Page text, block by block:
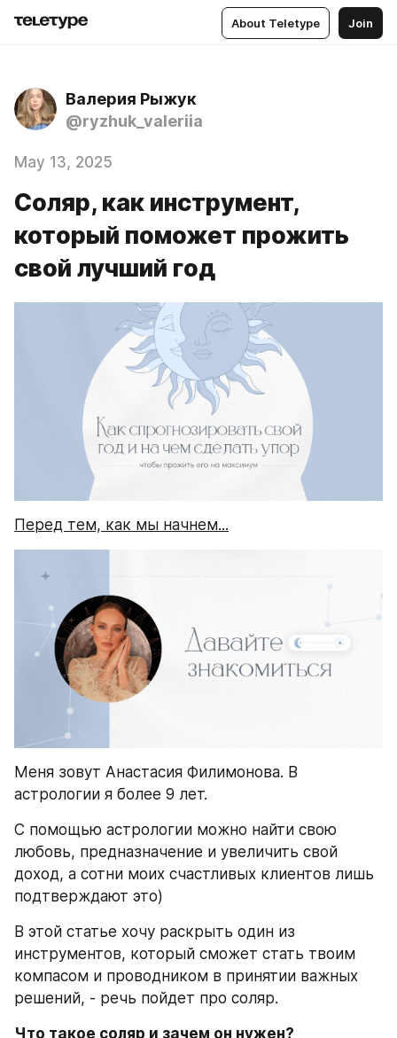
About Teletype Join
Валерия Рыжук
@ryzhuk_valeriia
May 13, 2025
Соляр, как инструмент,
который поможет прожить
свой лучший год
Перед тем, как мы начнем...
Меня зовут Анастасия Филимонова. В
астрологии я более 9 лет.
С помощью астрологии можно найти свою
любовь, предназначение и увеличить свой
доход, а сотни моих счастливых клиентов лишь
подтверждают это)
В этой статье хочу раскрыть один из
инструментов, который сможет стать твоим
компасом и проводником в принятии важных
решений, - речь пойдет про соляр.
Что такое соляр и зачем он нужен?